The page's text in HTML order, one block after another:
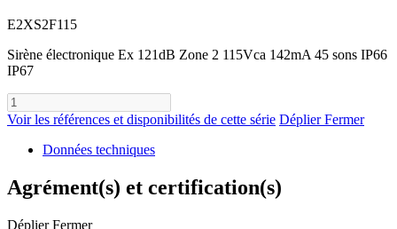
E2XS2F115
Sirène électronique Ex 121dB Zone 2 115Vca 142mA 45 sons IP66
IP67
Voir les références et disponibilités de cette série Déplier Fermer
Données techniques
Agrément(s) et certification(s)
Déplier Fermer